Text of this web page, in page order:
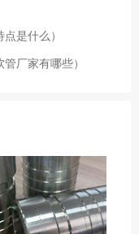
是什么）
厂家有哪些）